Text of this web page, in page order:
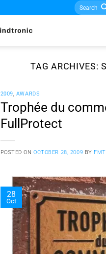
Search
for:
TAG ARCHIVES:
2009, AWARDS
Trophée du
FullProtect
POSTED ONOCTOBER 28, 2009 BY
28
Oct